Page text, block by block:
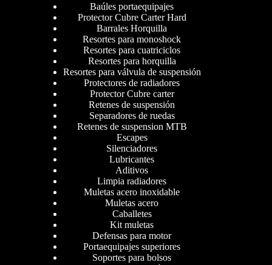
Baúles portaequipajes
Protector Cubre Carter Hard
Barrales Horquilla
Resortes para monoshock
Resortes para cuatriciclos
Resortes para horquilla
Resortes para válvula de suspensión
Protectores de radiadores
Protector Cubre carter
Retenes de suspensión
Separadores de ruedas
Retenes de suspension MTB
Escapes
Silenciadores
Lubricantes
Aditivos
Limpia radiadores
Muletas acero inoxidable
Muletas acero
Caballetes
Kit muletas
Defensas para motor
Portaequipajes superiores
Soportes para bolsos